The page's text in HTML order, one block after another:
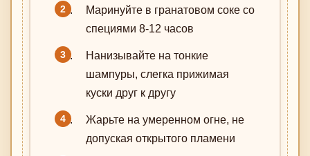
Маринуйте в гранатовом соке со
специями 8-12 часов
Нанизывайте на тонкие
шампуры, слегка прижимая
куски друг к другу
Жарьте на умеренном огне, не
допуская открытого пламени